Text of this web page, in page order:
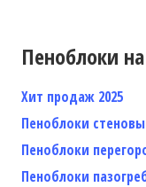
Пеноблоки
Хит продаж 2025
Пеноблоки
Пеноблоки
Пеноблоки